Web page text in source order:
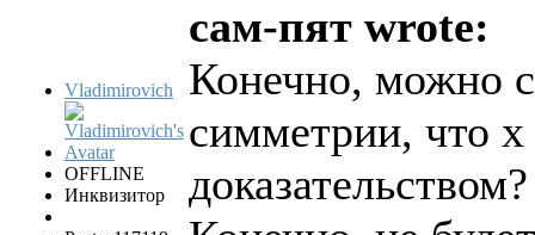
Vladimirovich
OFFLINE
Инквизитор
сам-пят wrote:
Конечно, можно
симметрии, что
доказательством?